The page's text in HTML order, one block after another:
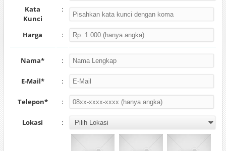
Kata
Kunci
:
Harga :
Nama* :
E-Mail* :
Telepon* :
Lokasi :